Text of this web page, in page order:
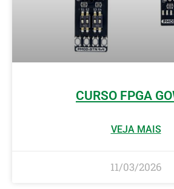
CURSO FPGA
VEJA MAIS
11/03/2026